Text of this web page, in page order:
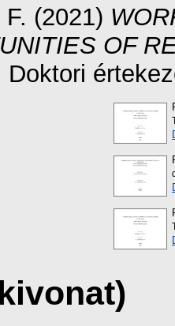
(2021)
OF
Doktori